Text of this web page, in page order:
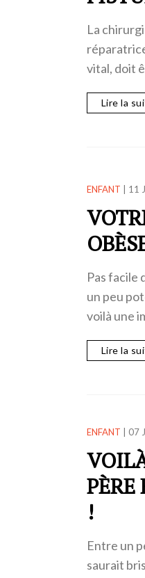
La
vital, doit
Lire la
ENFANT 11
Pas facile
un peu
voilà une
Lire la
ENFANT 07
!
Entre un
saurait